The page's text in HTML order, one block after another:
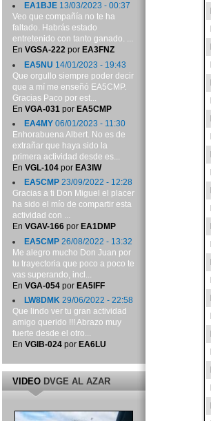
EA1BJE13/03/2023 - 00:37
Veo que compañía no te ha
faltado. Habrás estado
entretenido con tanto ganado. ...
En VGSA-222por EA3FNZ
EA5NU 14/01/2023 - 19:43
Que orgullo siempre poder decir
que a mí me enseñó EA5CMP.
Gracias Paco por est...
En VGA-031 por EA5CMP
EA4MY06/01/2023 - 11:30
Enhorabuena Albert. No es de
extrañar que haya sido la
primera actividad desde es...
En VGL-104por EA3IW
EA5CMP23/09/2022 - 12:28
Gracias a ti Don Miguel el placer
ha sido el mío de compartir esta
actividad con ...
En VGAV-166por EA1DMP
EA5CMP26/08/2022 - 13:32
Me alegro mucho Don Juan por
tu trayectoria que poco a poco te
vas superando, incl...
En VGA-054por EA5IFF
LW8DMK29/06/2022 - 22:58
Que lindo ver tu gran actividad
amigo querido !!! Abrazo muy
fuerte desde el otro...
En VGIB-024por EA6LU
VIDEODVGE AL AZAR